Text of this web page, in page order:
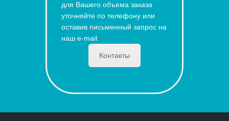
для Вашего объема заказа
уточняйте по телефону или
оставив письменный запрос на
наш e-mail.
Контакты